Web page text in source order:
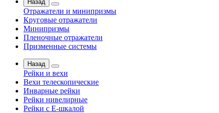
Назад
Отражатели и минипризмы
Круговые отражатели
Минипризмы
Пленочные отражатели
Призменные системы
Назад
Рейки и вехи
Вехи телескопические
Инварные рейки
Рейки нивелирные
Рейки с Е-шкалой